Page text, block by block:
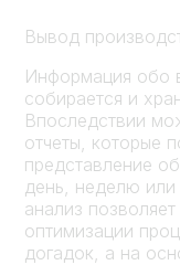
Вывод
Информация обо
собирается и
Впоследствии
отчеты, которые
представление
день, неделю или
анализ
оптимизации
догадок, а на